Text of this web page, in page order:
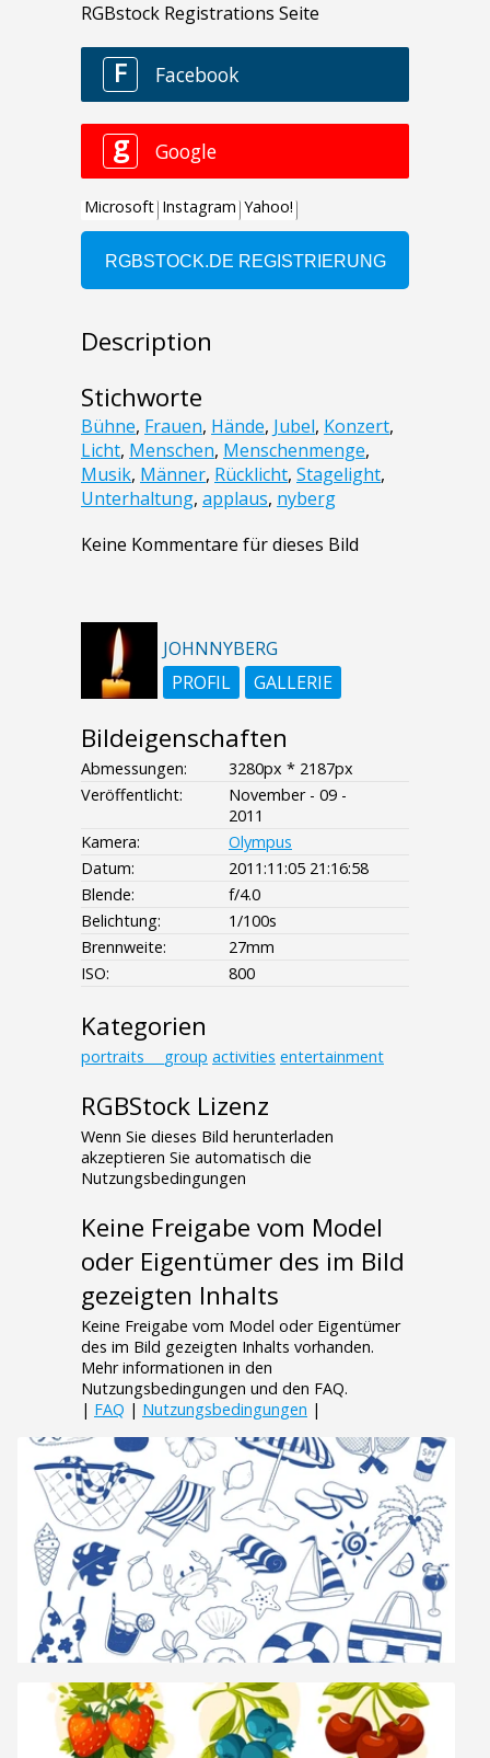
Description
Stichworte
Bühne, Frauen, Hände, Jubel, Konzert,
Licht, Menschen, Menschenmenge,
Musik, Männer, Rücklicht, Stagelight,
Unterhaltung, applaus, nyberg
Keine Kommentare für dieses Bild
JOHNNYBERG
PROFIL
GALLERIE
Bildeigenschaften
Abmessungen:
3280px * 2187px
Veröffentlicht:
November - 09 -
2011
Kamera:
Olympus
Datum:
2011:11:05 21:16:58
Blende:
f/4.0
Belichtung:
1/100s
Brennweite:
27mm
ISO:
800
Kategorien
portraits___group activities entertainment
RGBStock Lizenz
Wenn Sie dieses Bild herunterladen
akzeptieren Sie automatisch die
Nutzungsbedingungen
Keine Freigabe vom Model
oder Eigentümer des im Bild
gezeigten Inhalts
Keine Freigabe vom Model oder Eigentümer
des im Bild gezeigten Inhalts vorhanden.
Mehr informationen in den
Nutzungsbedingungen und den FAQ.
| FAQ | Nutzungsbedingungen |